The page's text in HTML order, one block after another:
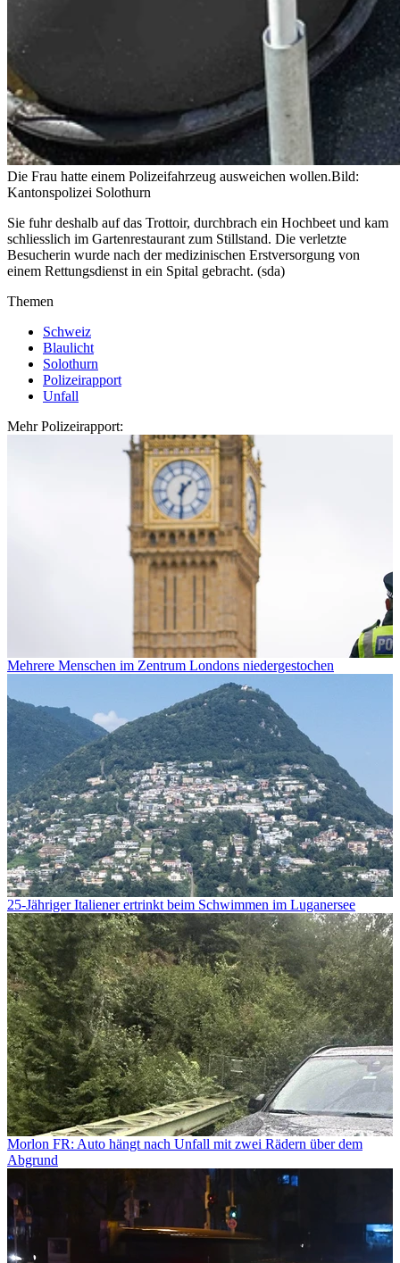
Die Frau hatte einem Polizeifahrzeug ausweichen wollen.Bild:
Kantonspolizei Solothurn
Sie fuhr deshalb auf das Trottoir, durchbrach ein Hochbeet und kam
schliesslich im Gartenrestaurant zum Stillstand. Die verletzte
Besucherin wurde nach der medizinischen Erstversorgung von
einem Rettungsdienst in ein Spital gebracht. (sda)
Themen
Schweiz
Blaulicht
Solothurn
Polizeirapport
Unfall
Mehr Polizeirapport:
Mehrere Menschen im Zentrum Londons niedergestochen
25-Jähriger Italiener ertrinkt beim Schwimmen im Luganersee
Morlon FR: Auto hängt nach Unfall mit zwei Rädern über dem
Abgrund